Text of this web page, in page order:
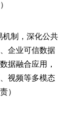
制，深化公共
企业可信数据
据融合应用，
视频等多模态
）